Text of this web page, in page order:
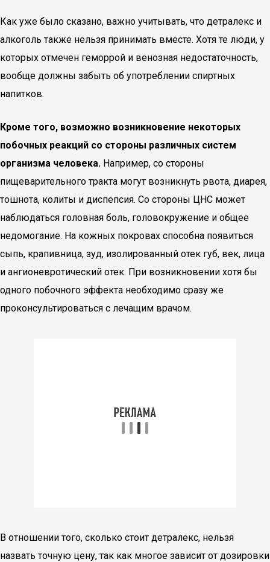
Как уже было сказано, важно учитывать, что детралекс и
алкоголь также нельзя принимать вместе. Хотя те люди, у
которых отмечен геморрой и венозная недостаточность,
вообще должны забыть об употреблении спиртных
напитков.
Кроме того, возможно возникновение некоторых
побочных реакций со стороны различных систем
организма человека. Например, со стороны
пищеварительного тракта могут возникнуть рвота, диарея,
тошнота, колиты и диспепсия. Со стороны ЦНС может
наблюдаться головная боль, головокружение и общее
недомогание. На кожных покровах способна появиться
сыпь, крапивница, зуд, изолированный отек губ, век, лица
и ангионевротический отек. При возникновении хотя бы
одного побочного эффекта необходимо сразу же
проконсультироваться с лечащим врачом.
В отношении того, сколько стоит детралекс, нельзя
назвать точную цену, так как многое зависит от дозировки